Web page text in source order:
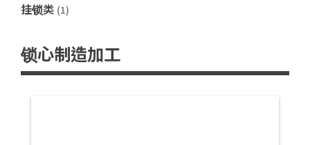
挂锁类 (1)
锁心制造加工